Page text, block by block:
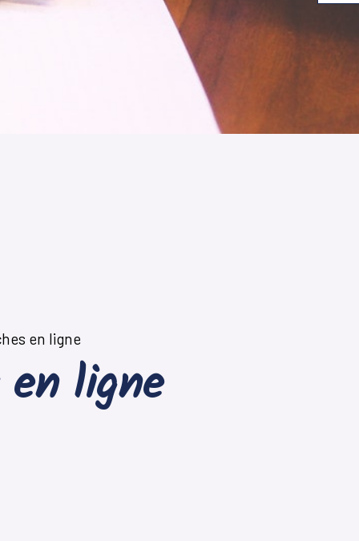
en ligne
ligne